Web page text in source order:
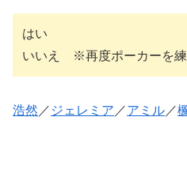
はい
いいえ ※再度ポーカーを練
浩然 ／ ジェレミア ／アミル ／